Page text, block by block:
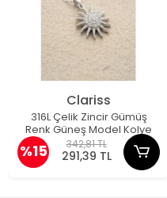
Clariss
316L Çelik Zincir Gümüş
Renk Güneş Model Kolye
%15 342,81 TL
291,39 TL